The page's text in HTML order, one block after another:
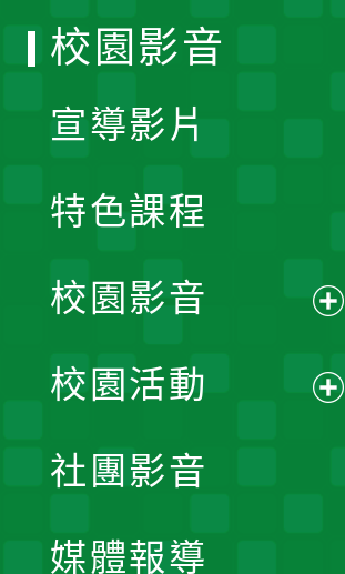
校園影音
宣導影片
特色課程
校園影音
開
校園活動
社團影音
媒體報導